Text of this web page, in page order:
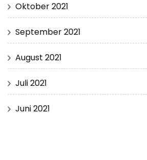
Oktober 2021
September 2021
August 2021
Juli 2021
Juni 2021